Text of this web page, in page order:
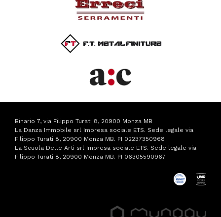
Binario 7, via Filippo Turati 8, 20900 Monza MB
La Danza Immobile srl Impresa sociale ETS. Sede legale via
Filippo Turati 8, 20900 Monza MB. PI 02237350968
La Scuola Delle Arti srl Impresa sociale ETS. Sede legale via
Filippo Turati 8, 20900 Monza MB. PI 06305590967